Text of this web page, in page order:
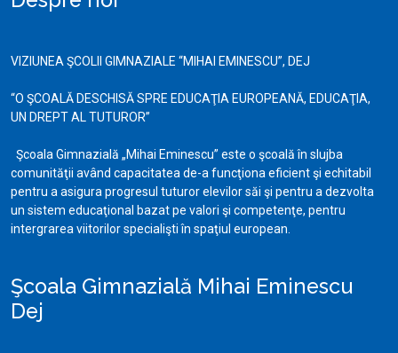
VIZIUNEA ŞCOLII GIMNAZIALE “MIHAI EMINESCU”, DEJ
“O ŞCOALĂ DESCHISĂ SPRE EDUCAŢIA EUROPEANĂ, EDUCAŢIA,
UN DREPT AL TUTUROR”
Şcoala Gimnazială „Mihai Eminescu” este o şcoală în slujba
comunităţii având capacitatea de-a funcţiona eficient şi echitabil
pentru a asigura progresul tuturor elevilor săi şi pentru a dezvolta
un sistem educaţional bazat pe valori şi competenţe, pentru
intergrarea viitorilor specialişti în spaţiul european.
Şcoala Gimnazială Mihai Eminescu
Dej